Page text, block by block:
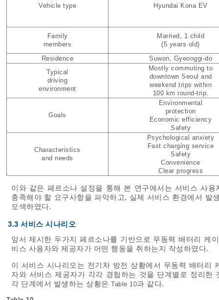
Vehicle type Hyundai Kona EV
Family
members
Married, 1 child
(5 years old)
Residence
Suwon, Gyeonggi-do
Typical
driving
environment
Mostly commuting to
downtown Seoul and
weekend trips within
100 km round-trip.
Goals
Environmental
protection
Economic efficiency
Safety
Characteristics
and needs
Psychological anxiety
Fast charging service
Safety
Convenience
Clear progress
이와 같은 페르소나 설정을 통해 본 연구에서는 서비스 사
충족해야 할 요구사항을 파악하고, 실제 서비스 환경에서 발
모색하였다.
3.3 서비스 시나리오
앞서 제시한 두가지 페르소나를 기반으로 무동력 배터리 케
비스 사용자와 제공자가 어떤 행동을 취하는지 작성하였다.
이 서비스 시나리오는 전기차 방전 상황에서 무동력 배터리
자와 서비스 제공자가 각각 경험하는 것을 단계별로 정리
각 단계에서 발생하는 상황은 Table 10과 같다.